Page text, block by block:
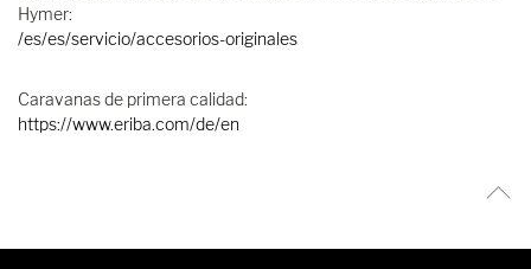
Hymer:
/es/es/servicio/accesorios-originales
Caravanas de primera calidad:
https://www.eriba.com/de/en